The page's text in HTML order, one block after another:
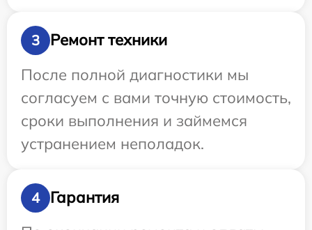
3
Ремонт техники
После полной диагностики мы
согласуем с вами точную стоимость,
сроки выполнения и займемся
устранением неполадок.
4
Гарантия